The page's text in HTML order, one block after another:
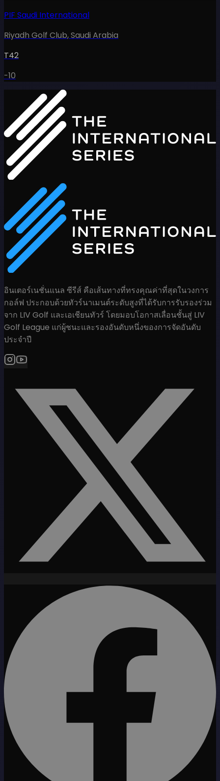
PIF Saudi International
Riyadh Golf Club,Saudi Arabia
T42
-10
อินเตอร์เนชั่นแนล ซีรีส์ คือเส้นทางที่ทรงคุณค่าที่สุดในวงการ
กอล์ฟ ประกอบด้วยทัวร์นาเมนต์ระดับสูงที่ได้รับการรับรองร่วม
จาก LIV Golf และเอเชียนทัวร์ โดยมอบโอกาสเลื่อนชั้นสู่ LIV
Golf League แก่ผู้ชนะและรองอันดับหนึ่งของการจัดอันดับ
ประจำปี